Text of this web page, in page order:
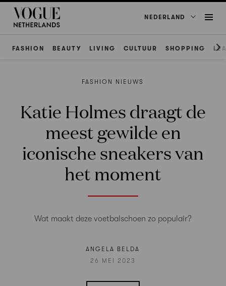
NEDERLAND
FASHION BEAUTY LIVING CULTUUR SHOPPING
FASHION NIEUWS
Katie Holmes draagt de
meest gewilde en
iconische sneakers van
het moment
Wat maakt deze voetbalschoen zo populair?
ANGELA BELDA
26 MEI 2023